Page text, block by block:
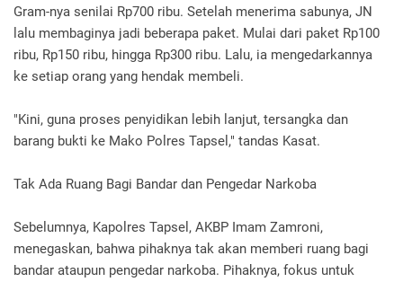
Gram-nya senilai Rp700 ribu. Setelah menerima sabunya, JN
lalu membaginya jadi beberapa paket. Mulai dari paket Rp100
ribu, Rp150 ribu, hingga Rp300 ribu. Lalu, ia mengedarkannya
ke setiap orang yang hendak membeli.
"Kini, guna proses penyidikan lebih lanjut, tersangka dan
barang bukti ke Mako Polres Tapsel," tandas Kasat.
Tak Ada Ruang Bagi Bandar dan Pengedar Narkoba
Sebelumnya, Kapolres Tapsel, AKBP Imam Zamroni,
menegaskan, bahwa pihaknya tak akan memberi ruang bagi
bandar ataupun pengedar narkoba. Pihaknya, fokus untuk